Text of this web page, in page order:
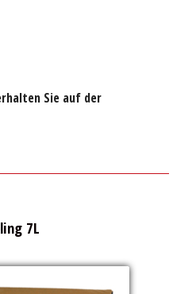
Sie auf der
7L